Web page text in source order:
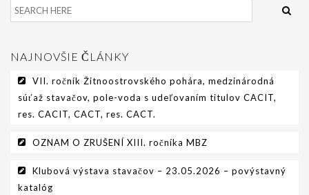
NAJNOVŠIE ČLÁNKY
VII. ročník Žitnoostrovského pohára, medzinárodná
súťaž stavačov, pole-voda s udeľovaním titulov CACIT,
res. CACIT, CACT, res. CACT.
OZNAM O ZRUŠENÍ XIII. ročníka MBZ
Klubová výstava stavačov – 23.05.2026 – povýstavný
katalóg